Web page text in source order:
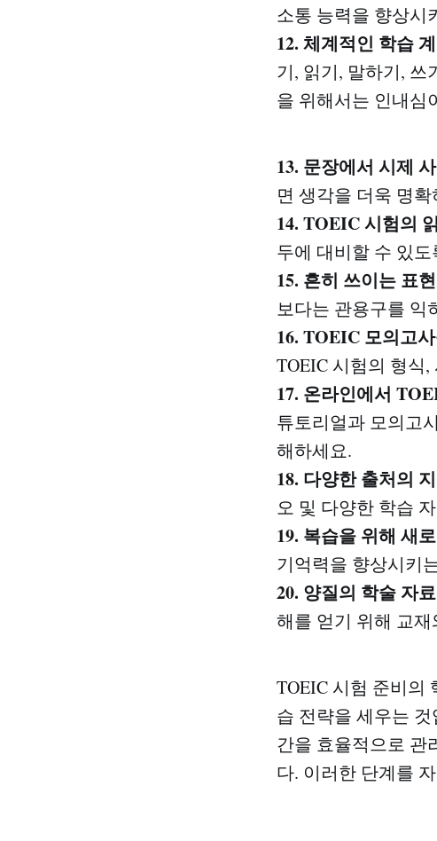
소통 능력을 향상시
12. 체계적인 학습
기, 읽기, 말하기, 쓰
을 위해서는 인내심
13. 문장에서 시제
면 생각을 더욱 명
14. TOEIC 시험의
두에 대비할 수 있
15. 흔히 쓰이는 표
보다는 관용구를 익
16. TOEIC 모의고
TOEIC 시험의 형식
17. 온라인에서
튜토리얼과 모의고
해하세요.
18. 다양한 출처의
오 및 다양한 학습
19. 복습을 위해 새
기억력을 향상시키
20. 양질의 학술 자
해를 얻기 위해 교
TOEIC 시험 준비의
습 전략을 세우는
간을 효율적으로 관
다. 이러한 단계를